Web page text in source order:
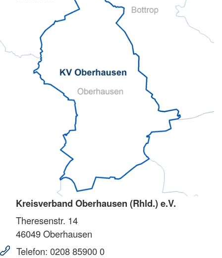
Kreisverband Oberhausen (Rhld.) e.V.
Theresenstr. 14
46049Oberhausen
Telefon: 0208 85900 0